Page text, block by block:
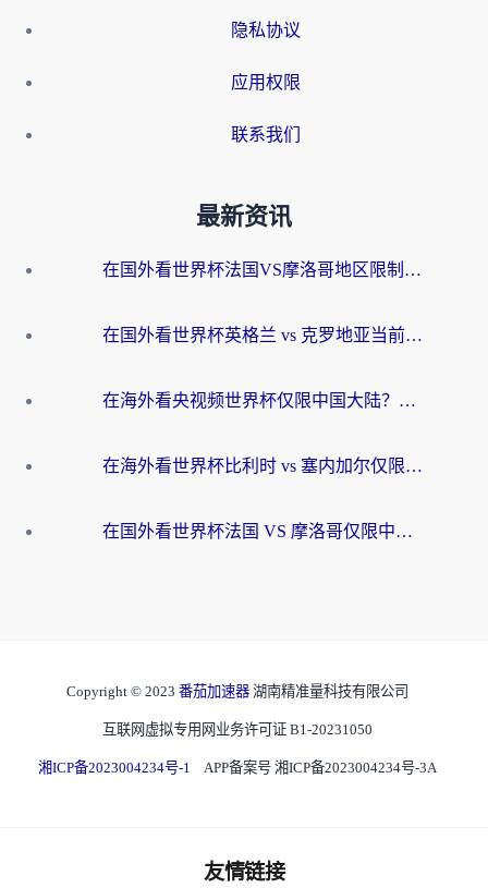
隐私协议
应用权限
联系我们
最新资讯
在国外看世界杯法国VS摩洛哥地区限制？这篇指南让你流畅看中文解说无压力
在国外看世界杯英格兰 vs 克罗地亚当前地区不可播放？这篇指南帮你搞定所有海外观赛难题
在海外看央视频世界杯仅限中国大陆？这篇指南帮你解锁中文解说+无卡顿直播
在海外看世界杯比利时 vs 塞内加尔仅限中国大陆？我找到了最流畅的中文解说之路
在国外看世界杯法国 VS 摩洛哥仅限中国大陆？海外党这样看中文解说赛事不卡顿
Copyright © 2023 番茄加速器 湖南精准量科技有限公司
互联网虚拟专用网业务许可证 B1-20231050
湘ICP备2023004234号-1 APP备案号 湘ICP备2023004234号-3A
友情链接